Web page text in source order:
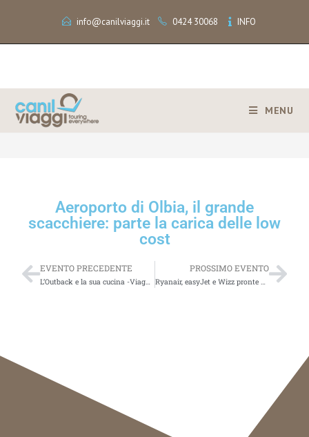
info@canilviaggi.it 0424 30068 INFO
MENU
> Aeroporto di Olbia, il grande scacchiere: parte la carica delle low cost
Aeroporto di Olbia, il grande
scacchiere: parte la carica delle low
cost
EVENTO PRECEDENTE
L’Outback e la sua cucina -Viaggio in Australia
PROSSIMO EVENTO
Ryanair, easyJet e Wizz pronte per la fase due